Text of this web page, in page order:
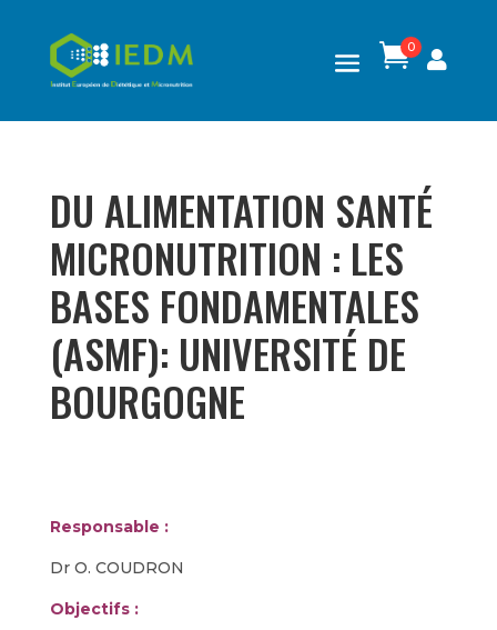
0

DU ALIMENTATION SANTÉ
MICRONUTRITION : LES
BASES FONDAMENTALES
(ASMF): UNIVERSITÉ DE
BOURGOGNE
Responsable :
Dr O. COUDRON
Objectifs :